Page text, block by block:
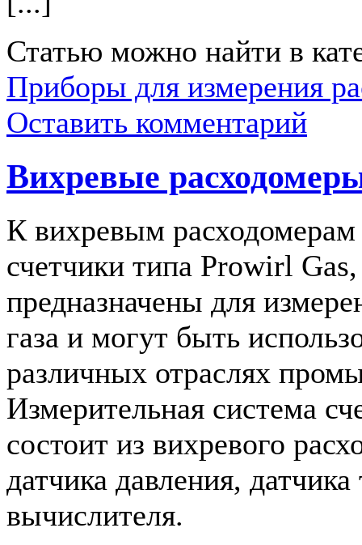
Статью можно найти в
Приборы для измерения
Оставить комментарий
Вихревые
К вихревым расходомерам
счетчики типа Prowirl
предназначены для
газа и могут быть
различных отраслях
Измерительная система
состоит из вихревого
датчика давления,
вычислителя.